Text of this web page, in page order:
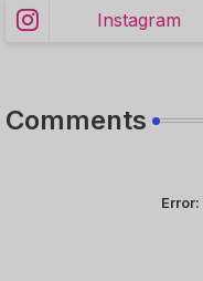
Instagram
Comments
Error: